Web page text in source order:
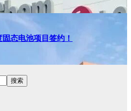
态电池项目签约！
搜索